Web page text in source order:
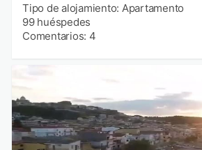
Tipo de alojamiento: Apartamento
99 huéspedes
Comentarios: 4